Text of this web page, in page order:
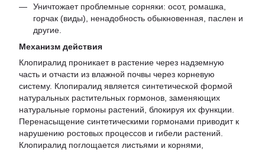
Уничтожает проблемные сорняки: осот, ромашка,
горчак (виды), ненадобность обыкновенная, паслен и
другие.
Механизм действия
Клопиралид проникает в растение через надземную
часть и отчасти из влажной почвы через корневую
систему. Клопиралид является синтетической формой
натуральных растительных гормонов, заменяющих
натуральные гормоны растений, блокируя их функции.
Перенасыщение синтетическими гормонами приводит к
нарушению ростовых процессов и гибели растений.
Клопиралид поглощается листьями и корнями,